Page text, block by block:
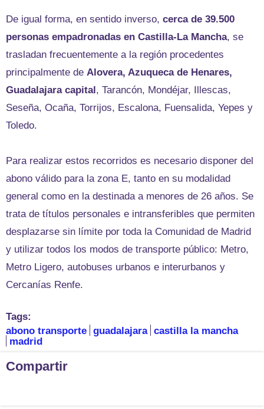
De igual forma, en sentido inverso, cerca de 39.500
personas empadronadas en Castilla-La Mancha, se
trasladan frecuentemente a la región procedentes
principalmente de Alovera, Azuqueca de Henares,
Guadalajara capital, Tarancón, Mondéjar, Illescas,
Seseña, Ocaña, Torrijos, Escalona, Fuensalida, Yepes y
Toledo.
Para realizar estos recorridos es necesario disponer del
abono válido para la zona E, tanto en su modalidad
general como en la destinada a menores de 26 años. Se
trata de títulos personales e intransferibles que permiten
desplazarse sin límite por toda la Comunidad de Madrid
y utilizar todos los modos de transporte público: Metro,
Metro Ligero, autobuses urbanos e interurbanos y
Cercanías Renfe.
Tags:
abono transporte guadalajara castilla la mancha
madrid
Compartir